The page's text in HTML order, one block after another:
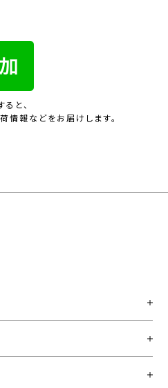
と、
情報などをお届けします。